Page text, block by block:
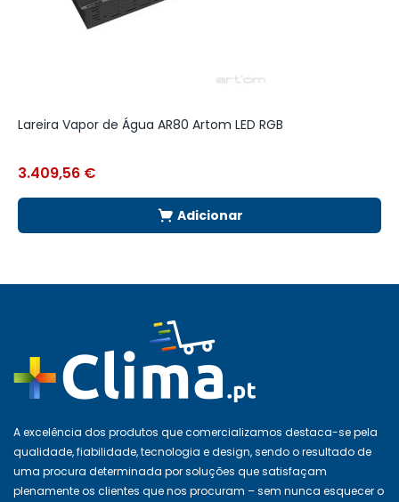
Lareira Vapor de Água AR80 Artom LED RGB
3.409,56 €
Adicionar
A excelência dos produtos que comercializamos destaca-se pela
qualidade, fiabilidade, tecnologia e design, sendo o resultado de
uma procura determinada por soluções que satisfaçam
plenamente os clientes que nos procuram – sem nunca esquecer o